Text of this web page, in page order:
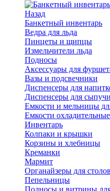
Назад
Банкетный инвентарь
Ведра для льда
Пинцеты и щипцы
Измельчители льда
Подносы
Аксессуары для
Вазы и подсвечники
Диспенсеры для
Диспенсеры для
Емкости и мельницы
Емкости охладительные
Инвентарь
Колпаки и крышки
Корзины и хлебницы
Креманки
Мармит
Органайзеры для
Пепельницы
Подносы и витрины